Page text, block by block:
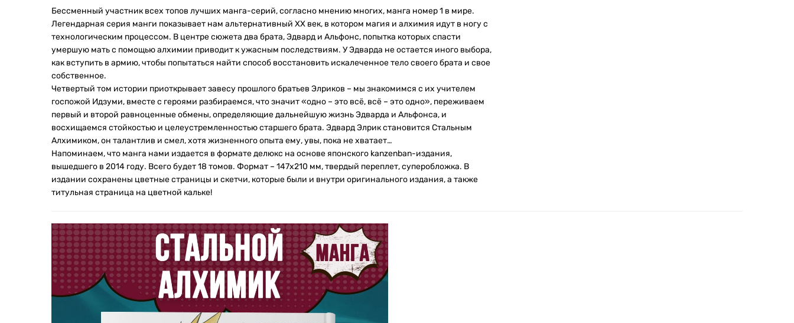
Бессменный участник всех топов лучших манга-серий, согласно мнению многих, манга номер 1 в мире.
Легендарная серия манги показывает нам альтернативный XX век, в котором магия и алхимия идут в ногу с
технологическим процессом. В центре сюжета два брата, Эдвард и Альфонс, попытка которых спасти
умершую мать с помощью алхимии приводит к ужасным последствиям. У Эдварда не остается иного выбора,
как вступить в армию, чтобы попытаться найти способ восстановить искалеченное тело своего брата и свое
собственное.
Четвертый том истории приоткрывает завесу прошлого братьев Элриков – мы знакомимся с их учителем
госпожой Идзуми, вместе с героями разбираемся, что значит «одно – это всё, всё – это одно», переживаем
первый и второй равноценные обмены, определяющие дальнейшую жизнь Эдварда и Альфонса, и
восхищаемся стойкостью и целеустремленностью старшего брата. Эдвард Элрик становится Стальным
Алхимиком, он талантлив и смел, хотя жизненного опыта ему, увы, пока не хватает…
Напоминаем, что манга нами издается в формате делюкс на основе японского kanzenban-издания,
вышедшего в 2014 году. Всего будет 18 томов. Формат – 147х210 мм, твердый переплет, суперобложка. В
издании сохранены цветные страницы и скетчи, которые были и внутри оригинального издания, а также
титульная страница на цветной кальке!